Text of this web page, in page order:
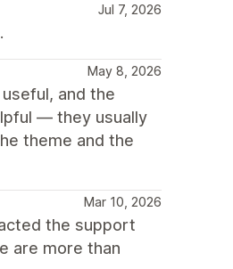
Jul 7, 2026
May 8, 2026
and the
— they usually
theme and the
Mar 10, 2026
the support
are more than